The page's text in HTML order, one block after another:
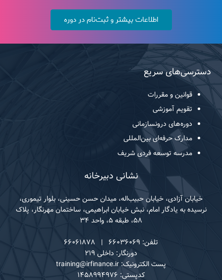
اطلاعات بیشتر و ثبت‌نام در دوره
دسترسی‌های سریع
قوانین و مقررات
تقویم آموزشی
دوره‌های درونسازمانی
مدارک حرفه‌ای بین‌المللی
مدرسه توسعه فردی شریف
نشانی دبیرخانه
خیابان آزادی، خیابان حبیب‌اله، میدان حسن حسینی، بلوار تیموری،
نرسیده به یادگار امام، نبش خیابان ابراهیمی، ساختمان مهرنگار، پلاک
۵۸، طبقه ۵، واحد ۳۴
تلفن: ۶۶۰۳۶۰۶۹ | ۶۶۰۶۱۸۷۸
دورنگار: داخلی ۲۱۹
پست الکترونیک: training@irfinance.ir
کدپستی: ۱۴۵۸۹۹۴۹۷۶